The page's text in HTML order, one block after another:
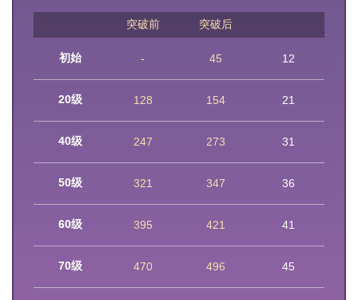
突破前 突破后
初始 - 45 12
20级 128 154 21
40级 247 273 31
50级 321 347 36
60级 395 421 41
70级 470 496 45